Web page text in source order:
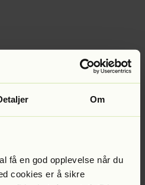
Om
få en god opplevelse når du
cookies er å sikre